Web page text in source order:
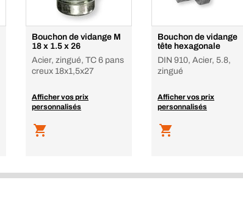
Bouchon de vidange M
18 x 1.5 x 26
Acier, zingué, TC 6 pans
creux 18x1,5x27
Afficher vos prix
personnalisés
Bouchon de vidange
tête hexagonale
DIN 910, Acier, 5.8,
zingué
Afficher vos prix
personnalisés